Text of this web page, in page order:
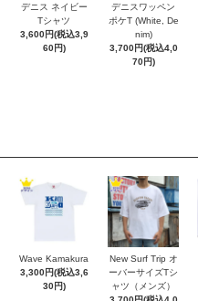
デニス ネイビー
Tシャツ
3,600円(税込3,9
60円)
デニスワッペン
ポケT (White, De
nim)
3,700円(税込4,0
70円)
Wave Kamakura
3,300円(税込3,6
30円)
New Surf Trip オ
ーバーサイズTシ
ャツ（メンズ）